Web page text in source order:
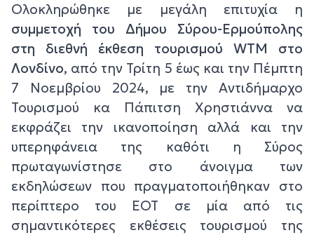
Ολοκληρώθηκε με μεγάλη επιτυχία η
συμμετοχή του Δήμου Σύρου-Ερμούπολης
στη διεθνή έκθεση τουρισμού WTM στο
Λονδίνο, από την Τρίτη 5 έως και την Πέμπτη
7 Νοεμβρίου 2024, με την Αντιδήμαρχο
Τουρισμού κα Πάπιτση Χρηστιάννα να
εκφράζει την ικανοποίηση αλλά και την
υπερηφάνεια της καθότι η Σύρος
πρωταγωνίστησε στο άνοιγμα των
εκδηλώσεων που πραγματοποιήθηκαν στο
περίπτερο του ΕΟΤ σε μία από τις
σημαντικότερες εκθέσεις τουρισμού της